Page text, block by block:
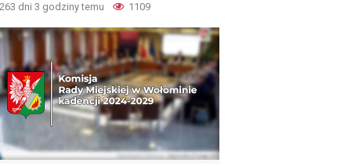
263 dni 3 godziny temu 1109